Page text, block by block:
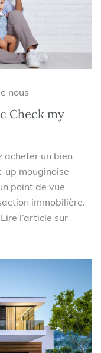
nous
Check my
acheter un bien
up mouginoise
point de vue
immobilière.
l’article sur